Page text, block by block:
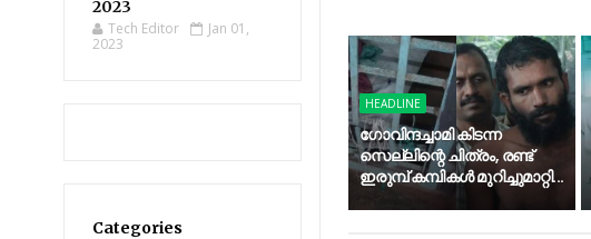
2023
Tech Editor
Jan 01,
2023
Categories
HEADLINE
ഗോവിന്ദച്ചാമി കിടന്ന
സെല്ലിന്റെ ചിത്രം, രണ്ട്
ഇരുമ്പ് കമ്പികൾ മുറിച്ചുമാറ്റി...